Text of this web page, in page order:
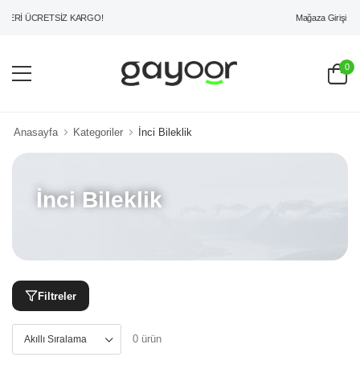
ÜCRETSİZ KARGO! Mağaza Girişi
0
Anasayfa Kategoriler İnci Bileklik
İnci Bileklik
Filtreler
0 ürün